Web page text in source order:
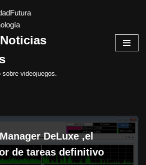
videojuegos.
DeLuxe ,el
de tareas definitivo